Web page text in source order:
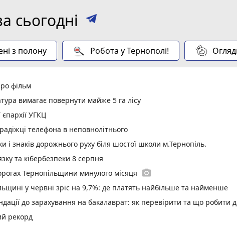
сьогодні
з полону Робота у Тернополі!
фільм
вимагає повернути майже 5 га лісу
УГКЦ
телефона в неповнолітнього
і знаків дорожнього руху біля шостої школи м.Тернопіль.
та кібербезпеки 8 серпня
Тернопільщини минулого місяця photo_camera
у червні зріс на 9,7%: де платять найбільше та найменше
до зарахування на бакалаврат: як перевірити та що робити
рекорд